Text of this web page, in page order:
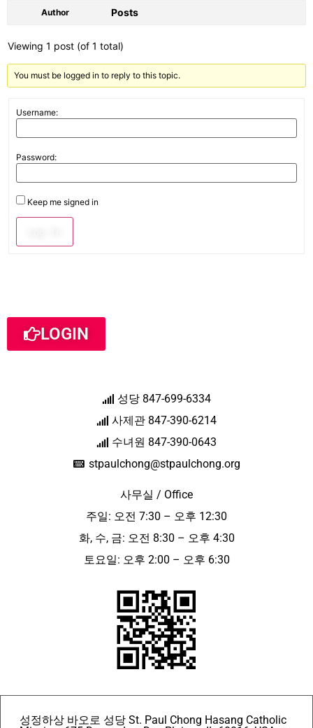
Author Posts
Viewing 1 post (of 1 total)
You must be logged in to reply to this topic.
Username:
Password:
Keep me signed in
LOGIN
성당 847-699-6334
사제관 847-390-6214
수녀원 847-390-0643
stpaulchong@stpaulchong.org
사무실 / Office
주일: 오전 7:30 – 오후 12:30
화, 수, 금: 오전 8:30 – 오후 4:30
토요일: 오후 2:00 – 오후 6:30
성정하상 바오로 성당 St. Paul Chong Hasang Catholic